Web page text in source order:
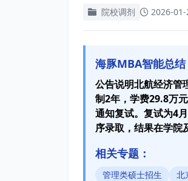
院校调剂 2026-
海豚MBA智能总结
公告说明北航经济管
制2年，学费29.8万
通知复试。复试为4
序录取，结果在学院
相关专题：
管理类硕士招生 北